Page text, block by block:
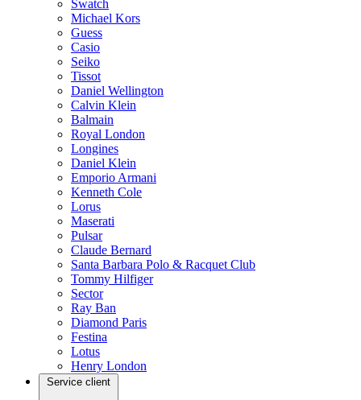
Swatch
Michael Kors
Guess
Casio
Seiko
Tissot
Daniel Wellington
Calvin Klein
Balmain
Royal London
Longines
Daniel Klein
Emporio Armani
Kenneth Cole
Lorus
Maserati
Pulsar
Claude Bernard
Santa Barbara Polo & Racquet Club
Tommy Hilfiger
Sector
Ray Ban
Diamond Paris
Festina
Lotus
Henry London
Service client